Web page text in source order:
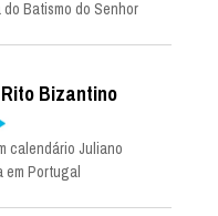
Batismo do Senhor
Bizantino
calendário Juliano
em Portugal